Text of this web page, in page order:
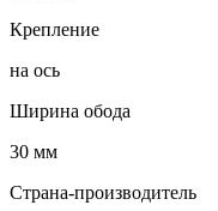
Крепление
на ось
Ширина обода
30 мм
Страна-производитель